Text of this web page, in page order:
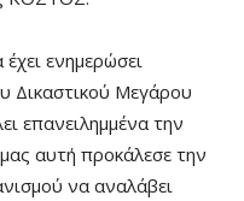
ενημερώσει
Δικαστικού Μεγάρου
επανειλημμένα την
αυτή προκάλεσε την
να αναλάβει